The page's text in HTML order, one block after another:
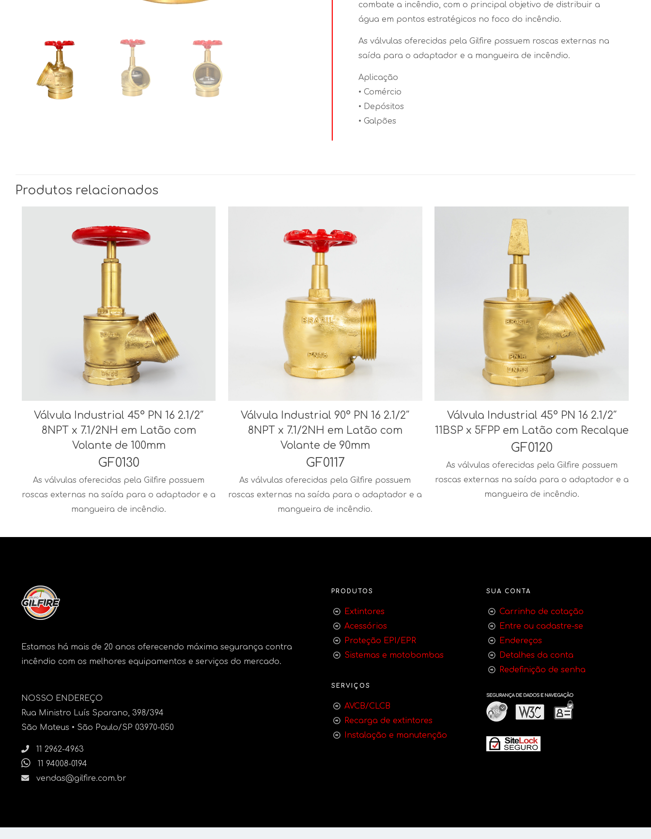
combate a incêndio, com o principal objetivo de distribuir a
água em pontos estratégicos no foco do incêndio.
As válvulas oferecidas pela Gilfire possuem roscas externas na
saída para o adaptador e a mangueira de incêndio.
Aplicação
• Comércio
• Depósitos
• Galpões
Produtos relacionados
Válvula Industrial 45° PN 16 2.1/2″
8NPT x 7.1/2NH em Latão com
Volante de 100mm
GF0130
As válvulas oferecidas pela Gilfire possuem
roscas externas na saída para o adaptador e a
mangueira de incêndio.
Válvula Industrial 90° PN 16 2.1/2″
8NPT x 7.1/2NH em Latão com
Volante de 90mm
GF0117
As válvulas oferecidas pela Gilfire possuem
roscas externas na saída para o adaptador e a
mangueira de incêndio.
Válvula Industrial 45° PN 16 2.1/2″
11BSP x 5FPP em Latão com Recalque
GF0120
As válvulas oferecidas pela Gilfire possuem
roscas externas na saída para o adaptador e a
mangueira de incêndio.
Estamos há mais de 20 anos oferecendo máxima segurança contra
incêndio com os melhores equipamentos e serviços do mercado.
NOSSO ENDEREÇO
Rua Ministro Luís Sparano, 398/394
São Mateus • São Paulo/SP 03970-050
11 2962-4963
11 94008-0194
vendas@gilfire.com.br
PRODUTOS
Extintores
Acessórios
Proteção EPI/EPR
Sistemas e motobombas
SERVIÇOS
AVCB/CLCB
Recarga de extintores
Instalação e manutenção
SUA CONTA
Carrinho de cotação
Entre ou cadastre-se
Endereços
Detalhes da conta
Redefinição de senha